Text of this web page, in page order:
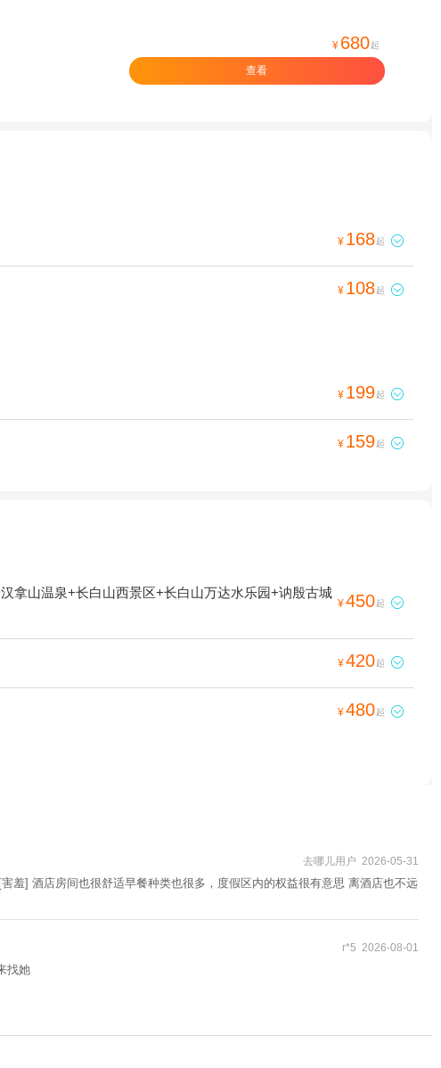
¥ 680 起
查看
¥ 168起 
¥ 108起 
¥ 199起 
¥ 159起 
拿山温泉+长白山西景区+长白山万达水乐园+讷殷古城
¥450起 
¥420起 
¥480起 
去哪儿用户 2026-05-31
羞] 酒店房间也很舒适早餐种类也很多，度假区内的权益很有意思 离酒店也不远
r*5 2026-08-01
找她